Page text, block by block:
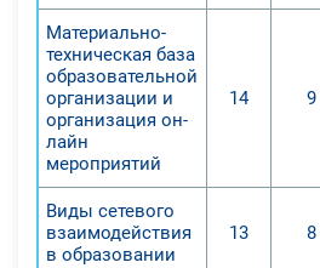
основном
Материально-
техническая база
образовательной
организации и
организация он-
лайн
мероприятий
14 9
Виды сетевого
взаимодействия
в образовании
13 8